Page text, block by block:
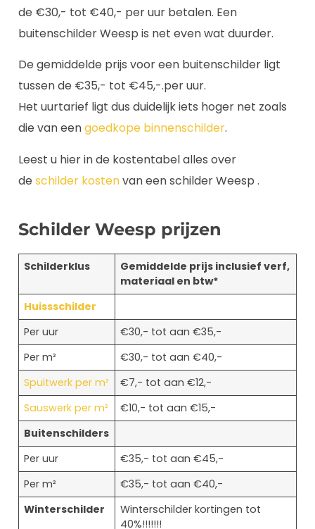
de €30,- tot €40,- per uur betalen. Een
buitenschilder Weesp is net even wat duurder.
De gemiddelde prijs voor een buitenschilder ligt
tussen de €35,- tot €45,-.per uur.
Het uurtarief ligt dus duidelijk iets hoger net zoals
die van eengoedkope binnenschilder.
Leest u hier in de kostentabel alles over
de schilder kostenvan een schilder Weesp .
Schilder Weesp prijzen
Schilderklus
Gemiddelde prijs inclusief verf,
materiaal en btw*
Huissschilder
Per uur
€30,- tot aan €35,-
Per m²
€30,- tot aan €40,-
Spuitwerk per m²
€7,- tot aan €12,-
Sauswerk per m²
€10,- tot aan €15,-
Buitenschilders
Per uur
€35,- tot aan €45,-
Per m²
€35,- tot aan €40,-
Winterschilder
Winterschilder kortingen tot
40%!!!!!!!